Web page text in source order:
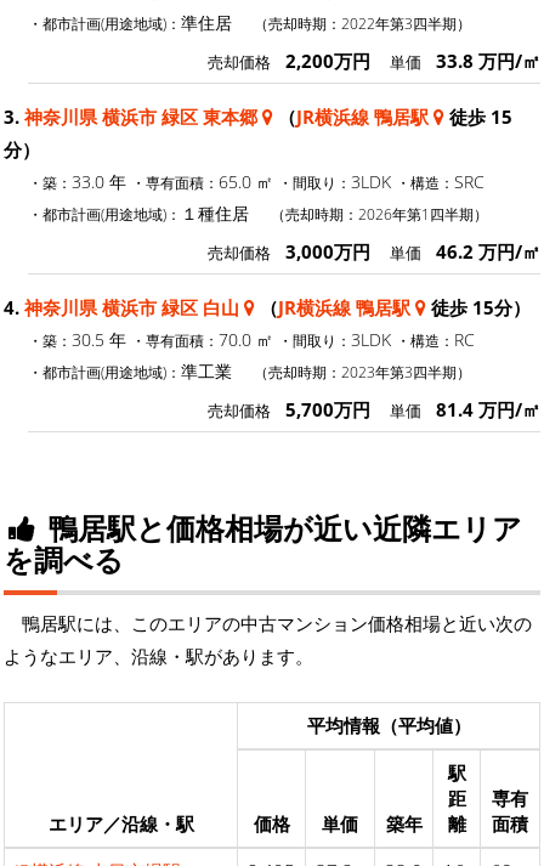
・都市計画(用途地域)： 準住居 （売却時期：2022年第3四半期）
売却価格 2,200万円 単価 33.8 万円/㎡
3. 神奈川県 横浜市 緑区 東本郷 （JR横浜線 鴨居駅
徒歩 15
分）
・築： 33.0 年 ・専有面積： 65.0 ㎡ ・間取り： 3LDK ・構造： SRC
・都市計画(用途地域)： １種住居 （売却時期：2026年第1四半期）
売却価格 3,000万円 単価 46.2 万円/㎡
4. 神奈川県 横浜市 緑区 白山 （JR横浜線 鴨居駅 徒歩 15分）
・築： 30.5 年 ・専有面積： 70.0 ㎡ ・間取り： 3LDK ・構造： RC
・都市計画(用途地域)： 準工業 （売却時期：2023年第3四半期）
売却価格 5,700万円 単価 81.4 万円/㎡
鴨居駅と価格相場が近い近隣エリア
を調べる
鴨居駅には、このエリアの中古マンション価格相場と近い次の
ようなエリア、沿線・駅があります。
エリア／沿線・駅
平均情報（平均値）
価格 単価 築年
駅
距
離
専有
面積